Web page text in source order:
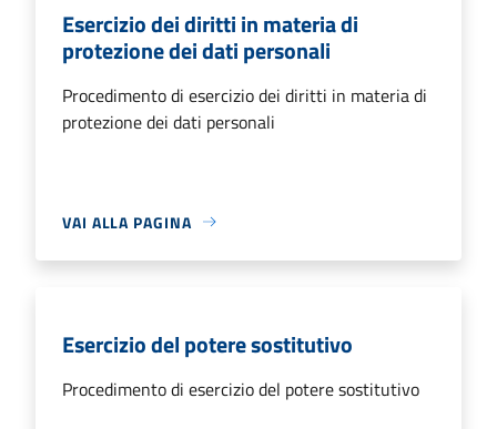
Esercizio dei diritti in materia di
protezione dei dati personali
Procedimento di esercizio dei diritti in materia di
protezione dei dati personali
VAI ALLA PAGINA
Esercizio del potere sostitutivo
Procedimento di esercizio del potere sostitutivo